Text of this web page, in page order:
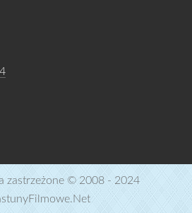
zastrzeżone © 2008 - 2024